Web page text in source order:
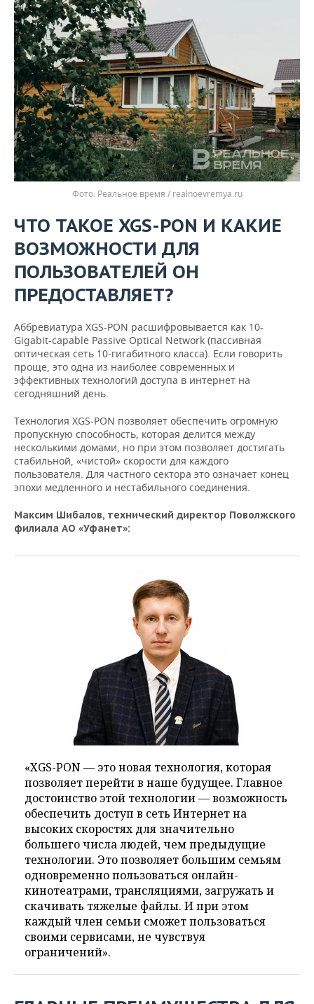
Реальное время / realnoevremya.ru
ЧТО ТАКОЕ XGS-PON И КАКИЕ
ВОЗМОЖНОСТИ ДЛЯ
ПОЛЬЗОВАТЕЛЕЙ ОН
ПРЕДОСТАВЛЯЕТ?
Аббревиатура XGS-PON расшифровывается как 10-
Gigabit-capable Passive Optical Network (пассивная
оптическая сеть 10-гигабитного класса). Если говорить
проще, это одна из наиболее современных и
эффективных технологий доступа в интернет на
сегодняшний день.
Технология XGS-PON позволяет обеспечить огромную
пропускную способность, которая делится между
несколькими домами, но при этом позволяет достигать
стабильной, «чистой» скорости для каждого
пользователя. Для частного сектора это означает конец
эпохи медленного и нестабильного соединения.
Максим Шибалов, технический директор Поволжского
филиала АО «Уфанет»:
«XGS-PON — это новая технология, которая
позволяет перейти в наше будущее. Главное
достоинство этой технологии — возможность
обеспечить доступ в сеть Интернет на
высоких скоростях для значительно
большего числа людей, чем предыдущие
технологии. Это позволяет большим семьям
одновременно пользоваться онлайн-
кинотеатрами, трансляциями, загружать и
скачивать тяжелые файлы. И при этом
каждый член семьи сможет пользоваться
своими сервисами, не чувствуя
ограничений».